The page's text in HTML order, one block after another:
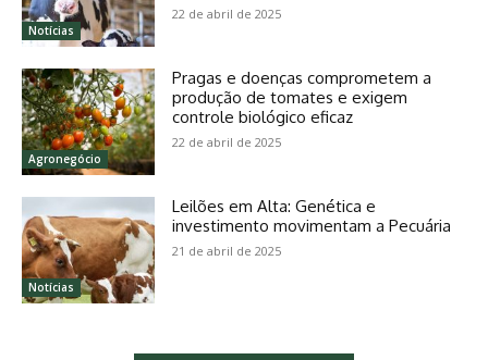
Notícias
22 de abril de 2025
Agronegócio
Pragas e doenças comprometem a
produção de tomates e exigem
controle biológico eficaz
22 de abril de 2025
Notícias
Leilões em Alta: Genética e
investimento movimentam a Pecuária
21 de abril de 2025